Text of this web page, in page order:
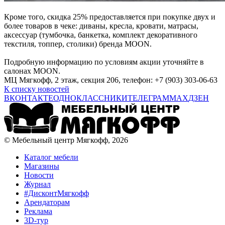
Кроме того, скидка 25% предоставляется при покупке двух и
более товаров в чеке: диваны, кресла, кровати, матрасы,
аксессуар (тумбочка, банкетка, комплект декоративного
текстиля, топпер, столики) бренда MOON.
Подробную информацию по условиям акции уточняйте в
салонах MOON.
МЦ Мягкофф, 2 этаж, секция 206, телефон: +7 (903) 303-06-63
К списку новостей
ВКОНТАКТЕОДНОКЛАССНИКИТЕЛЕГРАМMAXДЗЕН
© Мебельный центр Мягкофф, 2026
Каталог мебели
Магазины
Новости
Журнал
#ДисконтМягкофф
Арендаторам
Реклама
3D-тур